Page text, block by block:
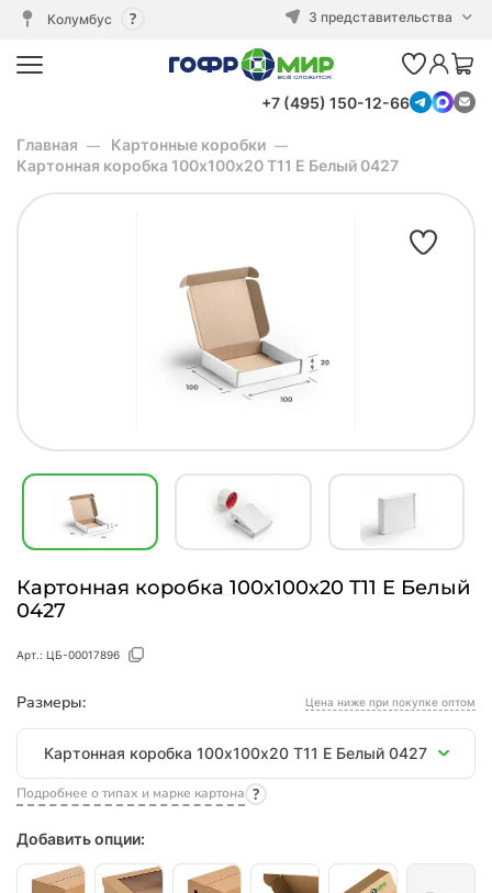
Колумбус 3 представительства
+7 (495) 150-12-66
Главная
Картонные коробки
Картонная коробка 100х100х20 Т11 E Белый 0427
Картонная коробка 100х100х20 Т11 E Белый
0427
Арт.: ЦБ-00017896
Размеры: Цена ниже при покупке оптом
Размеры
Картонная коробка 100х100х20 Т11 E Белый 0427
Подробнее о типах и марке картона
Добавить опции: